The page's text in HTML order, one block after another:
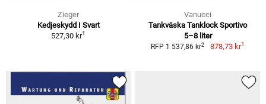
Zieger
Kedjeskydd I Svart
527,30 kr1
Vanucci
Tankväska Tanklock Sportivo
5–8 liter
RFP 1 537,86 kr2 878,73 kr1